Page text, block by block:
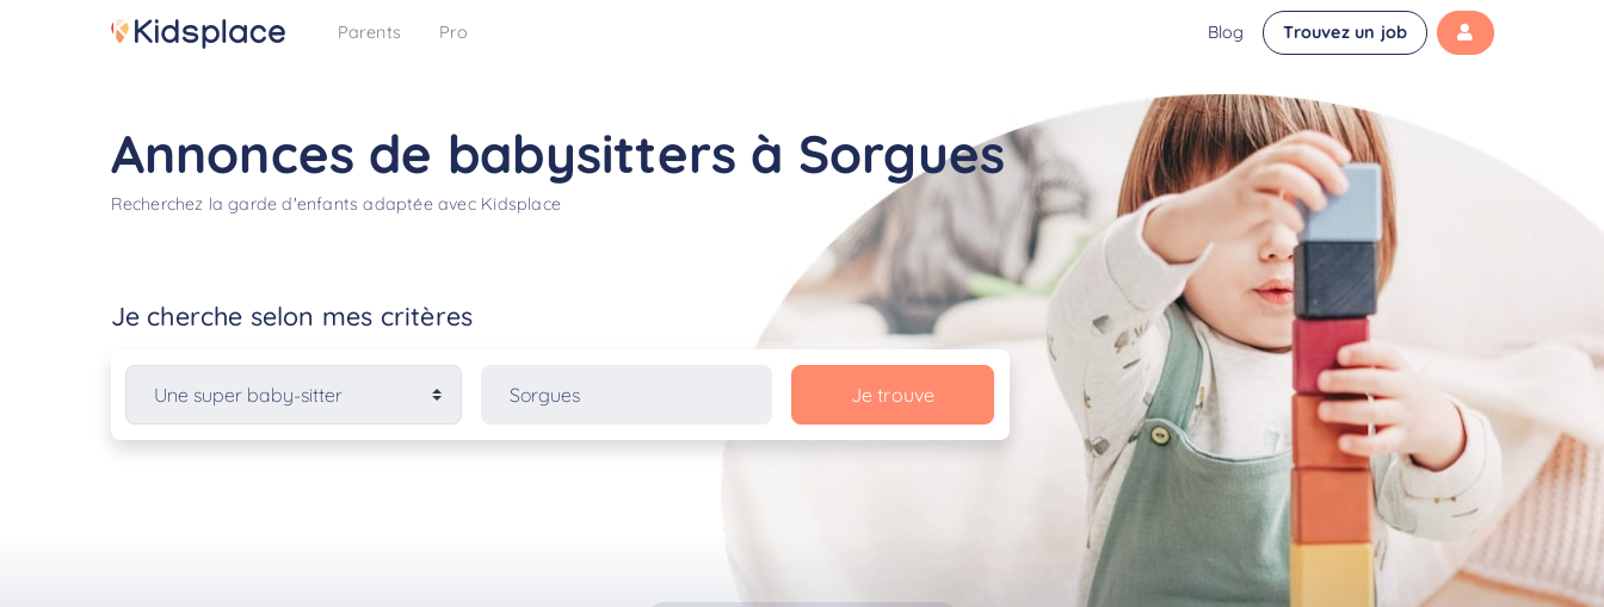
Parents Pro Blog Trouvez un job
Annonces de babysitters à Sorgues
Recherchez la garde d'enfants adaptée avec Kidsplace
Je cherche selon mes critères
Je trouve